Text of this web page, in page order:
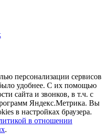
персонализации сервисов
удобнее. С их помощью
сайта и звонков, в т.ч. с
Яндекс.Метрика. Вы
в настройках браузера.
в отношении
.